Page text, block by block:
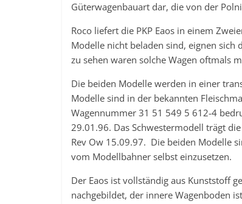
Güterwagenbauart dar, die von der
Roco liefert die PKP Eaos in einem
Modelle nicht beladen sind, eignen sich
zu sehen waren solche Wagen oftmals
Die beiden Modelle werden in einer
Modelle sind in der bekannten
Wagennummer 31 51 549 5 612-4
29.01.96. Das Schwestermodell trägt
Rev Ow 15.09.97. Die beiden Modelle
vom Modellbahner selbst einzusetzen.
Der Eaos ist vollständig aus Kunststoff
nachgebildet, der innere Wagenboden